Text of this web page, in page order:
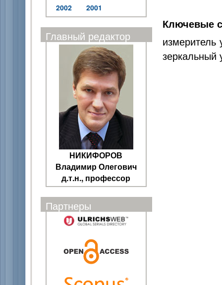
2002
2001
Главный редактор
НИКИФОРОВ
Владимир Олегович
д.т.н., профессор
Партнеры
Ключевые
измеритель
зеркальный